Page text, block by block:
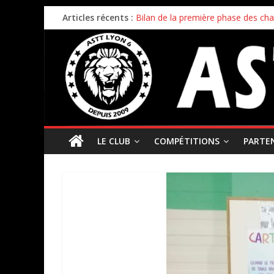
Articles récents : Bilan de la première phase des
Bilan de fin de saison pour nos
Inscriptions 2026/2027 – c’est
Stage enfants été 2026 –
Championnat par équipes – 21/22
LE CLUB COMPÉTITIONS